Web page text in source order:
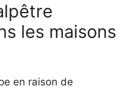
les maisons
en raison de